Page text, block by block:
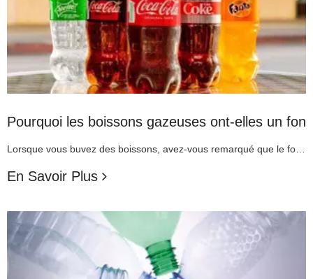
Pourquoi les boissons gazeuses ont-elles un
En Savoir Plus